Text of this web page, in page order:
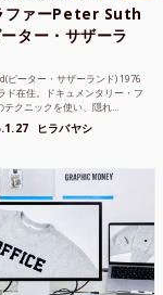
ファーPeter Suth
ター・サザーラ
ピーター・サザーランド) 1976
ド在住。ドキュメンタリー・フ
テクニックを使い、隠れ...
ヒラバヤシ